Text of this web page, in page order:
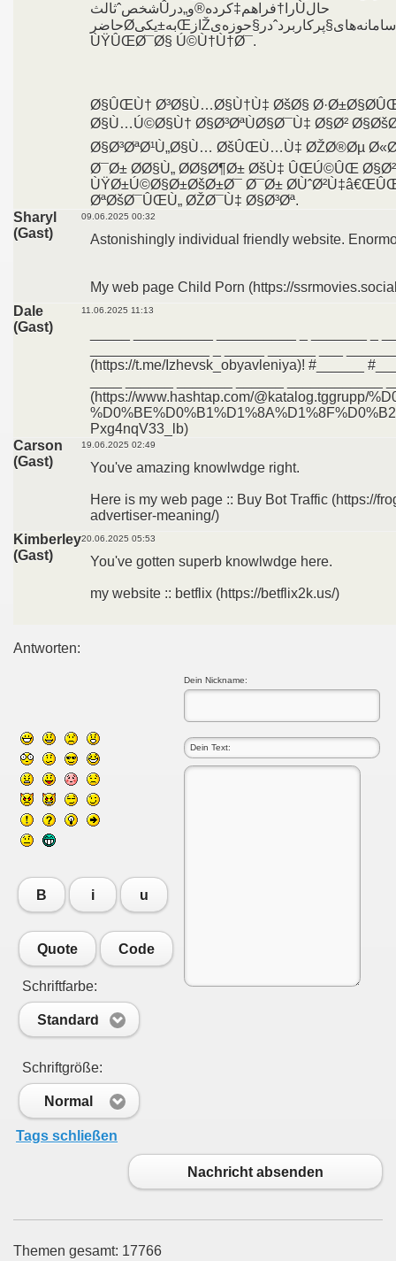
شخصˆثالثÛرا†فراهم‡کرده®و„درÙحال
حاضرØبه±یکیŒازŽسامانه‌های§پرکاربردˆدر§حوزه‌یØخدمات¯آنلاینØتبدیل شده³است±Ø³ÛŒ
ÙŸÛŒØ¯Ø§ Ú©Ù†Ù†Ø¯.
Ø§ÛŒÙ† Ø³Ø§Ù…Ø§Ù†Ù‡ ØšØ§
Ø§Ù…Ú©Ø§Ù† Ø§Ø³ØªÙØ§Ø¯Ù‡ Ø§Ø²
Ø§Ø³ØªØ¹Ù„Ø§Ù… ØšÛŒÙ…Ù‡ ØŽØ®Øµ
Ø¯Ø± Ø­Ø§Ù„ Ø­Ø§Ø¶Ø± ØšÙ‡ ÛŒÚ©ÛŒ
ÙŸØ±Ú©Ø§Ø±ØšØ±Ø¯ Ø¯Ø±
ØªØšØ¯ÛŒÙ„ ØŽØ¯Ù‡ Ø§Ø³Øª.
Sharyl
(Gast)
09.06.2025 00:32
Astonishingly individual friendly website.
My web page Child Porn (https://
Dale
(Gast)
11.06.2025 11:13
(https://t.me/Izhevsk_obyavleniya)! #______
(https://www.hashtap.com/@katalog.tggrupp/
Pxg4nqV33_lb)
Carson
(Gast)
19.06.2025 02:49
You've amazing knowlwdge right.
Here is my web page :: Buy Bot Traffic (https://
advertiser-meaning/)
Kimberley
(Gast)
20.06.2025 05:53
You've gotten superb knowlwdge here.
my website :: betflix (https://betflix2k.us/)
Antworten:
Dein Nickname:
B i u
Quote Code
Schriftfarbe:
Standard
Schriftgröße:
Normal
Tags schließen
Nachricht absenden
Themen gesamt: 17766